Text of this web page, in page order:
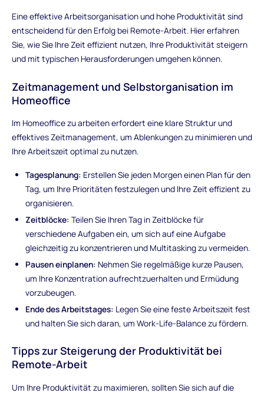
Eine effektive Arbeitsorganisation und hohe Produktivität sind
entscheidend für den Erfolg bei Remote-Arbeit. Hier erfahren
Sie, wie Sie Ihre Zeit effizient nutzen, Ihre Produktivität steigern
und mit typischen Herausforderungen umgehen können.
Zeitmanagement und Selbstorganisation im
Homeoffice
Im Homeoffice zu arbeiten erfordert eine klare Struktur und
effektives Zeitmanagement, um Ablenkungen zu minimieren und
Ihre Arbeitszeit optimal zu nutzen.
Tagesplanung: Erstellen Sie jeden Morgen einen Plan für den
Tag, um Ihre Prioritäten festzulegen und Ihre Zeit effizient zu
organisieren.
Zeitblöcke: Teilen Sie Ihren Tag in Zeitblöcke für
verschiedene Aufgaben ein, um sich auf eine Aufgabe
gleichzeitig zu konzentrieren und Multitasking zu vermeiden.
Pausen einplanen: Nehmen Sie regelmäßige kurze Pausen,
um Ihre Konzentration aufrechtzuerhalten und Ermüdung
vorzubeugen.
Ende des Arbeitstages: Legen Sie eine feste Arbeitszeit fest
und halten Sie sich daran, um Work-Life-Balance zu fördern.
Tipps zur Steigerung der Produktivität bei
Remote-Arbeit
Um Ihre Produktivität zu maximieren, sollten Sie sich auf die